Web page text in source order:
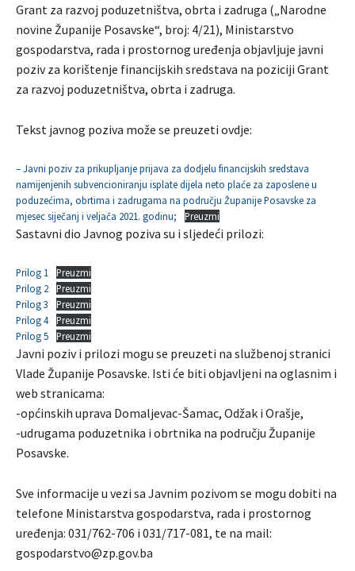
Grant za razvoj poduzetništva, obrta i zadruga („Narodne
novine Županije Posavske“, broj: 4/21), Ministarstvo
gospodarstva, rada i prostornog uređenja objavljuje javni
poziv za korištenje financijskih sredstava na poziciji Grant
za razvoj poduzetništva, obrta i zadruga.
Tekst javnog poziva može se preuzeti ovdje:
– Javni poziv za prikupljanje prijava za dodjelu financijskih sredstava
namijenjenih subvencioniranju isplate dijela neto plaće za zaposlene u
poduzećima, obrtima i zadrugama na području Županije Posavske za
mjesec siječanj i veljača 2021. godinu;
Preuzmi
Sastavni dio Javnog poziva su i sljedeći prilozi:
Prilog 1
Preuzmi
Prilog 2
Preuzmi
Prilog 3
Preuzmi
Prilog 4
Preuzmi
Prilog 5
Preuzmi
Javni poziv i prilozi mogu se preuzeti na službenoj stranici
Vlade Županije Posavske. Isti će biti objavljeni na oglasnim i
web stranicama:
-općinskih uprava Domaljevac-Šamac, Odžak i Orašje,
-udrugama poduzetnika i obrtnika na području Županije
Posavske.
Sve informacije u vezi sa Javnim pozivom se mogu dobiti na
telefone Ministarstva gospodarstva, rada i prostornog
uređenja: 031/762-706 i 031/717-081, te na mail:
gospodarstvo@zp.gov.ba